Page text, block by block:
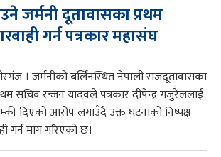
जर्मनी दूतावासका प्रथम
गर्न पत्रकार महासंघ
। जर्मनीको बर्लिनस्थित नेपाली राजदूतावासका
सचिव रन्जन यादवले पत्रकार दीपेन्द्र गजुरेललाई
दिएको आरोप लगाउँदै उक्त घटनाको निष्पक्ष
गर्न माग गरिएको छ।